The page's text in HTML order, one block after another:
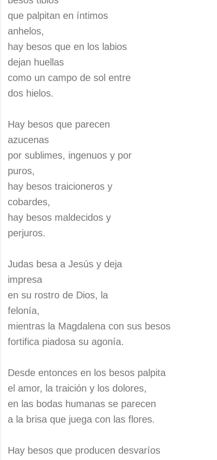
que palpitan en íntimos
anhelos,
hay besos que en los labios
dejan huellas
como un campo de sol entre
dos hielos.
Hay besos que parecen
azucenas
por sublimes, ingenuos y por
puros,
hay besos traicioneros y
cobardes,
hay besos maldecidos y
perjuros.
Judas besa a Jesús y deja
impresa
en su rostro de Dios, la
felonía,
mientras la Magdalena con sus besos
fortifica piadosa su agonía.
Desde entonces en los besos palpita
el amor, la traición y los dolores,
en las bodas humanas se parecen
a la brisa que juega con las flores.
Hay besos que producen desvaríos